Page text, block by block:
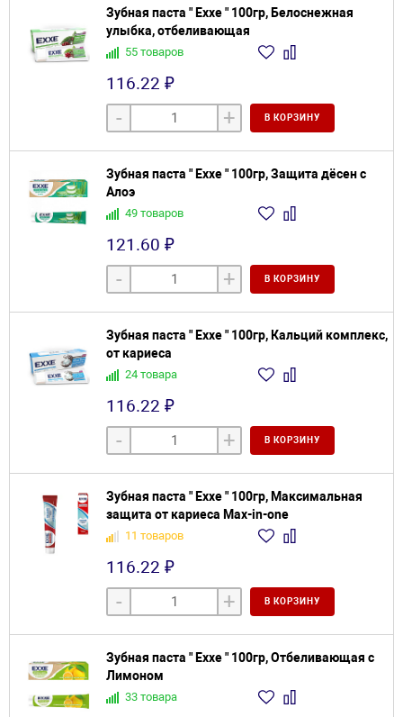
Зубная паста " Exxe " 100гр, Белоснежная
улыбка, отбеливающая
55 товаров
116.22 ₽
- + В КОРЗИНУ
Зубная паста " Exxe " 100гр, Защита дёсен с
Алоэ
49 товаров
121.60 ₽
- + В КОРЗИНУ
Зубная паста " Exxe " 100гр, Кальций комплекс,
от кариеса
24 товара
116.22 ₽
- + В КОРЗИНУ
Зубная паста " Exxe " 100гр, Максимальная
защита от кариеса Max-in-one
11 товаров
116.22 ₽
- + В КОРЗИНУ
Зубная паста " Exxe " 100гр, Отбеливающая с
Лимоном
33 товара